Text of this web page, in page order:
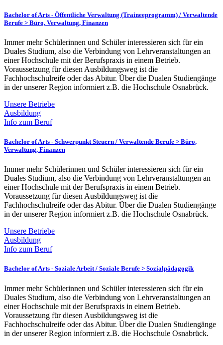
Bachelor of Arts - Öffentliche Verwaltung (Traineeprogramm) / Verwaltende
Berufe > Büro, Verwaltung, Finanzen
Immer mehr Schülerinnen und Schüler interessieren sich für ein
Duales Studium, also die Verbindung von Lehrveranstaltungen an
einer Hochschule mit der Berufspraxis in einem Betrieb.
Voraussetzung für diesen Ausbildungsweg ist die
Fachhochschulreife oder das Abitur. Über die Dualen Studiengänge
in der unserer Region informiert z.B. die Hochschule Osnabrück.
Unsere Betriebe
Ausbildung
Info zum Beruf
Bachelor of Arts - Schwerpunkt Steuern / Verwaltende Berufe > Büro,
Verwaltung, Finanzen
Immer mehr Schülerinnen und Schüler interessieren sich für ein
Duales Studium, also die Verbindung von Lehrveranstaltungen an
einer Hochschule mit der Berufspraxis in einem Betrieb.
Voraussetzung für diesen Ausbildungsweg ist die
Fachhochschulreife oder das Abitur. Über die Dualen Studiengänge
in der unserer Region informiert z.B. die Hochschule Osnabrück.
Unsere Betriebe
Ausbildung
Info zum Beruf
Bachelor of Arts - Soziale Arbeit / Soziale Berufe > Sozialpädagogik
Immer mehr Schülerinnen und Schüler interessieren sich für ein
Duales Studium, also die Verbindung von Lehrveranstaltungen an
einer Hochschule mit der Berufspraxis in einem Betrieb.
Voraussetzung für diesen Ausbildungsweg ist die
Fachhochschulreife oder das Abitur. Über die Dualen Studiengänge
in der unserer Region informiert z.B. die Hochschule Osnabrück.